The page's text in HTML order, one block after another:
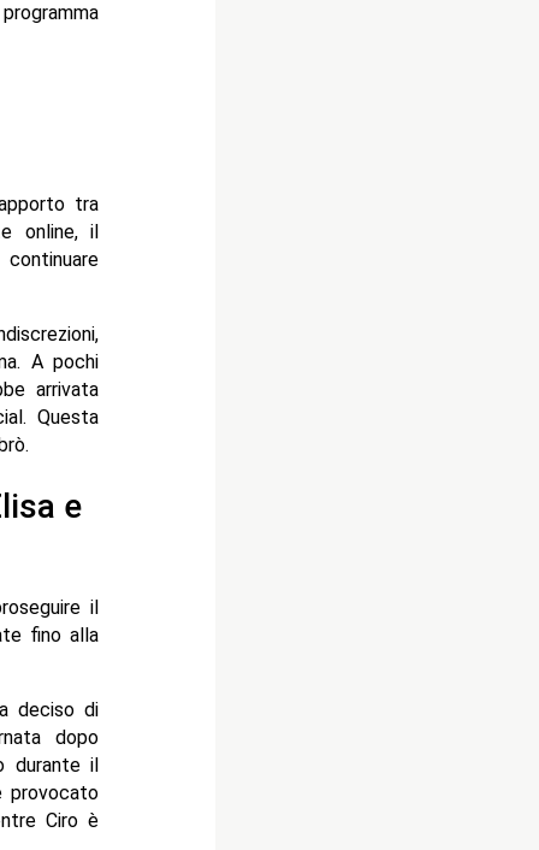
tra
online, il
A pochi
arrivata
Questa
e
il
fino alla
deciso di
dopo
durante il
provocato
Ciro è